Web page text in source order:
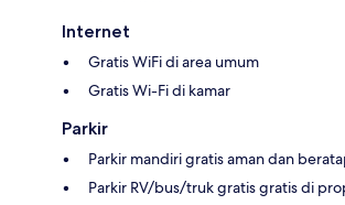
Internet
Gratis WiFi di area umum
Gratis Wi-Fi di kamar
Parkir
Parkir mandiri gratis aman dan
Parkir RV/bus/truk gratis gratis di